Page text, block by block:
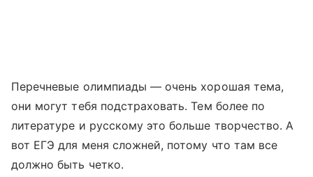
Перечневые олимпиады — очень хорошая тема,
они могут тебя подстраховать. Тем более по
литературе и русскому это больше творчество. А
вот ЕГЭ для меня сложней, потому что там все
должно быть четко.